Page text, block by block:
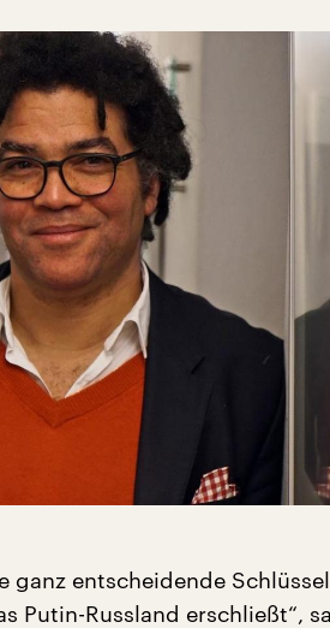
ganz entscheidende
Putin-Russland erschließt“,